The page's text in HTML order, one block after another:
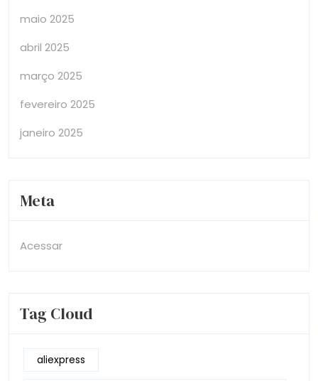
maio 2025
abril 2025
março 2025
fevereiro 2025
janeiro 2025
Meta
Acessar
Tag Cloud
aliexpress